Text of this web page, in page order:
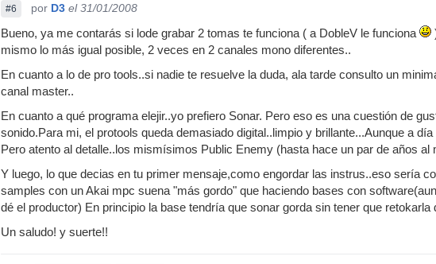
#6 por D3 el 31/01/2008
Bueno, ya me contarás si lode grabar 2 tomas te funciona ( a DobleV le funciona
mismo lo más igual posible, 2 veces en 2 canales mono diferentes..
En cuanto a lo de pro tools..si nadie te resuelve la duda, ala tarde consulto un
canal master..
En cuanto a qué programa elejir..yo prefiero Sonar. Pero eso es una cuestión de
sonido.Para mi, el protools queda demasiado digital..limpio y brillante...Aunque a
Pero atento al detalle..los mismísimos Public Enemy (hasta hace un par de años al
Y luego, lo que decias en tu primer mensaje,como engordar las instrus..eso sería
samples con un Akai mpc suena "más gordo" que haciendo bases con
dé el productor) En principio la base tendría que sonar gorda sin tener que retokarla
Un saludo! y suerte!!